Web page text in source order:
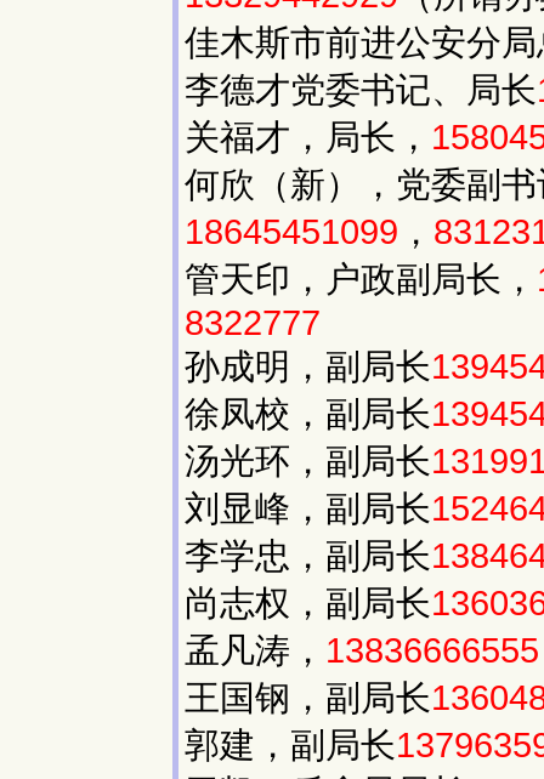
佳木斯市前进公安分
李德才党委书记、局长
关福才，局长，
何欣（新），党委副
18645451099 ，
管天印，户政副局长，
8322777
孙成明，副局长
徐凤校，副局长
汤光环，副局长
刘显峰，副局长
李学忠，副局长
尚志权，副局长
孟凡涛， 13836666555
王国钢，副局长
郭建，副局长